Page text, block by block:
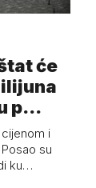
će
p…
i
su
ku…